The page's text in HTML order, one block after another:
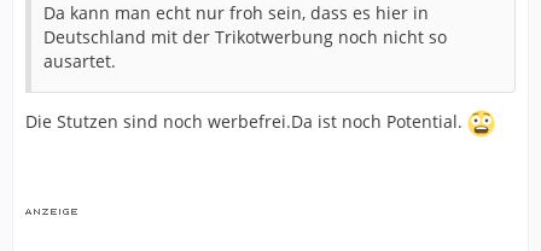
Da kann man echt nur froh sein, dass es hier in
Deutschland mit der Trikotwerbung noch nicht so
ausartet.
Die Stutzen sind noch werbefrei.Da ist noch Potential.